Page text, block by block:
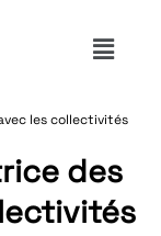
les collectivités
des